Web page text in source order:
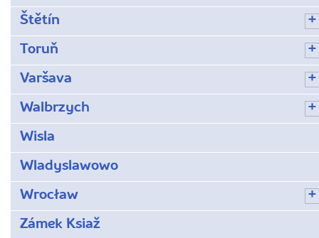
Štětín
Toruň
Varšava
Walbrzych
Wisla
Wladyslawowo
Wrocław
Zámek Ksiaž